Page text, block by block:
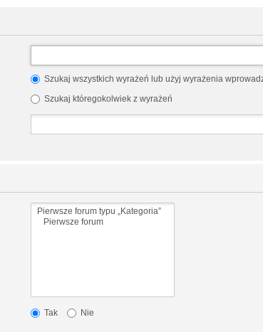
Szukaj wszystkich wyrażeń lub użyj wyrażenia
Szukaj któregokolwiek z wyrażeń
Tak Nie